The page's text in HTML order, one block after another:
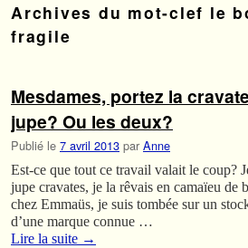
Archives du mot-clef le
fragile
Mesdames, portez la
jupe? Ou les deux?
Publié le 7 avril 2013 par Anne
Est-ce que tout ce travail valait le coup?
jupe cravates, je la rêvais en camaïeu
chez Emmaüs, je suis tombée sur un
d’une marque connue …
Lire la suite →